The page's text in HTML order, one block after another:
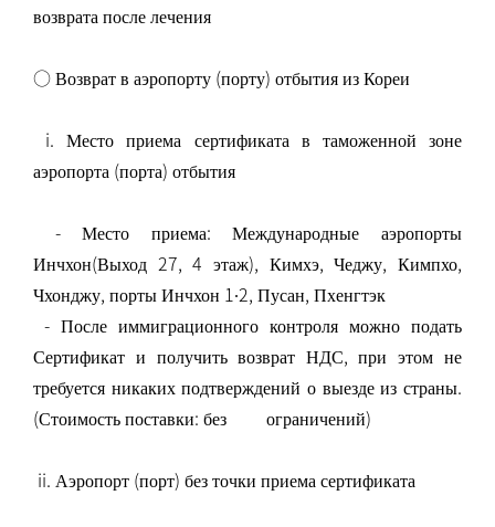
возврата после лечения
○ Возврат в аэропорту (порту) отбытия из Кореи
i. Место приема сертификата в таможенной зоне
аэропорта (порта) отбытия
- Место приема: Международные аэропорты
Инчхон(Выход 27, 4 этаж), Кимхэ, Чеджу, Кимпхо,
Чхонджу, порты Инчхон 1∙2, Пусан, Пхенгтэк
- После иммиграционного контроля можно подать
Сертификат и получить возврат НДС, при этом не
требуется никаких подтверждений о выезде из страны.
(Стоимость поставки: без ограничений)
ii. Аэропорт (порт) без точки приема сертификата